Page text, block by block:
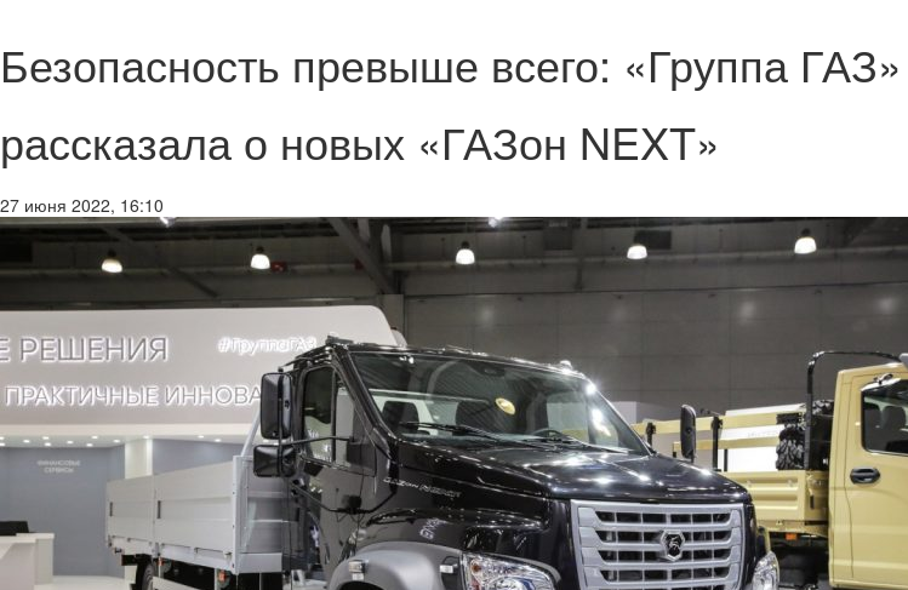
Безопасность превыше всего: «Группа ГАЗ»
рассказала о новых «ГАЗон NEXT»
27 июня 2022, 16:10